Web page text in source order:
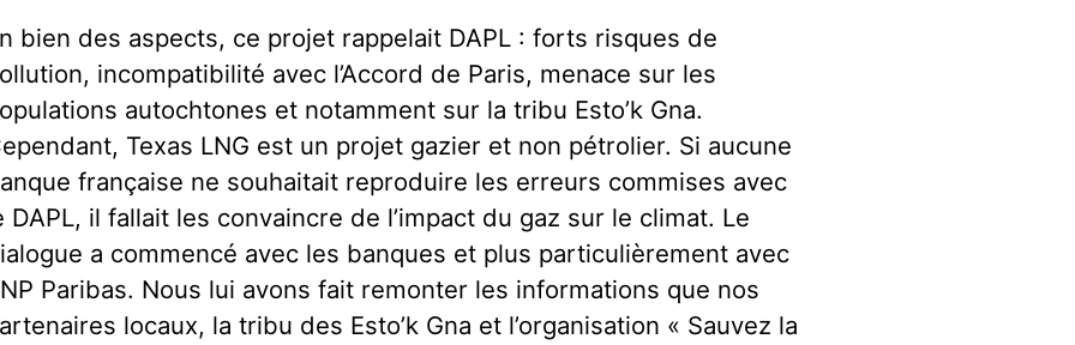
bien des aspects, ce projet rappelait DAPL : forts risques de
incompatibilité avec l’Accord de Paris, menace sur les
autochtones et notamment sur la tribu Esto’k Gna.
Texas LNG est un projet gazier et non pétrolier. Si aucune
française ne souhaitait reproduire les erreurs commises avec
DAPL, il fallait les convaincre de l’impact du gaz sur le climat. Le
a commencé avec les banques et plus particulièrement avec
Paribas. Nous lui avons fait remonter les informations que nos
locaux, la tribu des Esto’k Gna et l’organisation « Sauvez la